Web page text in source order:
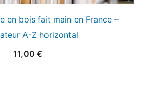
en bois fait main en France –
A-Z horizontal
11,00 €